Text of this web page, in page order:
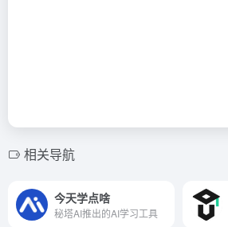
相关导航
今天学点啥
秘塔AI推出的AI学习工具